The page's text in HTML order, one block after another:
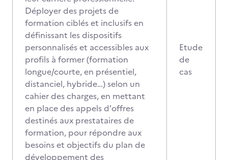
Déployer des projets de
formation ciblés et inclusifs en
définissant les dispositifs
personnalisés et accessibles aux
profils à former (formation
longue/courte, en présentiel,
distanciel, hybride…) selon un
cahier des charges, en mettant
en place des appels d'offres
destinés aux prestataires de
formation, pour répondre aux
besoins et objectifs du plan de
développement des
Etude
de
cas